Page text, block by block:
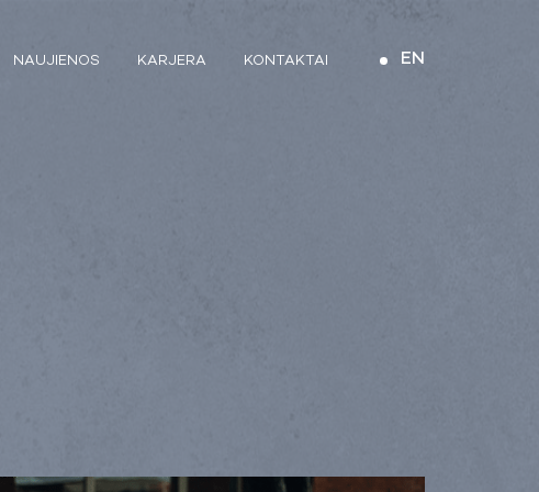
NAUJIENOS KARJERA KONTAKTAI EN